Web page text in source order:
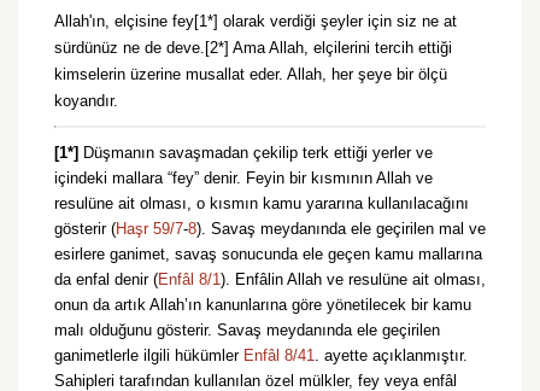
Allah'ın, elçisine fey[1*] olarak verdiği şeyler için siz ne at
sürdünüz ne de deve.[2*] Ama Allah, elçilerini tercih ettiği
kimselerin üzerine musallat eder. Allah, her şeye bir ölçü
koyandır.
[1*] Düşmanın savaşmadan çekilip terk ettiği yerler ve
içindeki mallara “fey” denir. Feyin bir kısmının Allah ve
resulüne ait olması, o kısmın kamu yararına kullanılacağını
gösterir (Haşr 59/7-8). Savaş meydanında ele geçirilen mal ve
esirlere ganimet, savaş sonucunda ele geçen kamu mallarına
da enfal denir (Enfâl 8/1). Enfâlin Allah ve resulüne ait olması,
onun da artık Allah’ın kanunlarına göre yönetilecek bir kamu
malı olduğunu gösterir. Savaş meydanında ele geçirilen
ganimetlerle ilgili hükümler Enfâl 8/41. ayette açıklanmıştır.
Sahipleri tarafından kullanılan özel mülkler, fey veya enfâl